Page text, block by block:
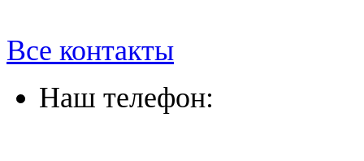
Все контакты
Наш телефон: